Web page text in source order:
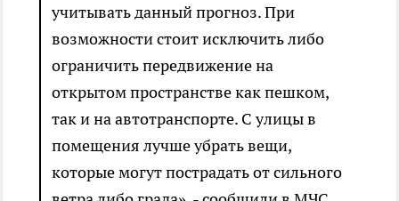
учитывать данный прогноз. При
возможности стоит исключить либо
ограничить передвижение на
открытом пространстве как пешком,
так и на автотранспорте. С улицы в
помещения лучше убрать вещи,
которые могут пострадать от сильного